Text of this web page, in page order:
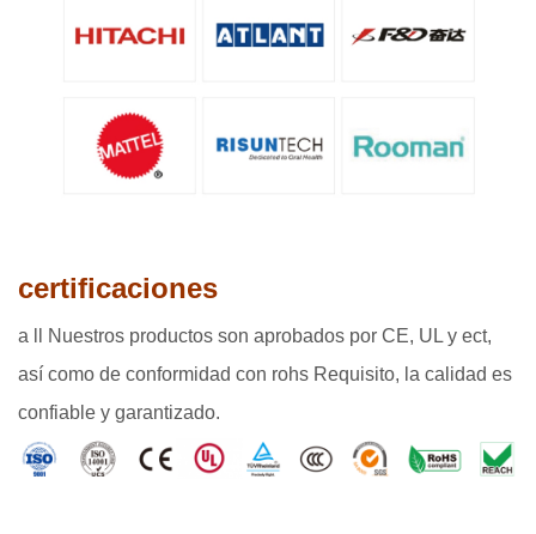
certificaciones
a ll Nuestros productos son aprobados por CE, UL y ect,
así como de conformidad con rohs Requisito, la calidad es
confiable y garantizado.